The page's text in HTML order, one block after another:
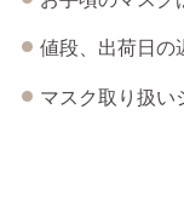
値段、出荷日の
マスク取り扱い